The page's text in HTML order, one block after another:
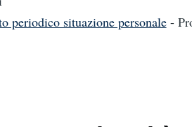
periodico situazione personale -